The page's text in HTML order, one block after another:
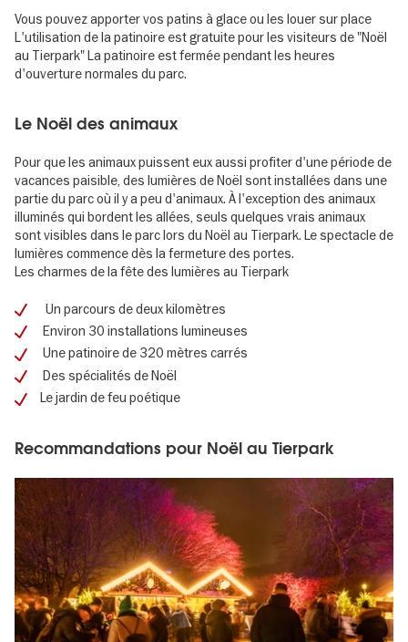
Vous pouvez apporter vos patins à glace ou les louer sur place
L'utilisation de la patinoire est gratuite pour les visiteurs de "Noël
au Tierpark" La patinoire est fermée pendant les heures
d'ouverture normales du parc.
Le Noël des animaux
Pour que les animaux puissent eux aussi profiter d'une période de
vacances paisible, des lumières de Noël sont installées dans une
partie du parc où il y a peu d'animaux. À l'exception des animaux
illuminés qui bordent les allées, seuls quelques vrais animaux
sont visibles dans le parc lors du Noël au Tierpark. Le spectacle de
lumières commence dès la fermeture des portes.
Les charmes de la fête des lumières au Tierpark
Un parcours de deux kilomètres
Environ 30 installations lumineuses
Une patinoire de 320 mètres carrés
Des spécialités de Noël
Le jardin de feu poétique
Recommandations pour Noël au Tierpark